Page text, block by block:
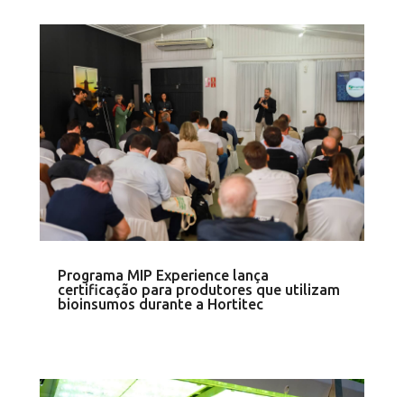
Programa MIP Experience lança
certificação para produtores que utilizam
bioinsumos durante a Hortitec